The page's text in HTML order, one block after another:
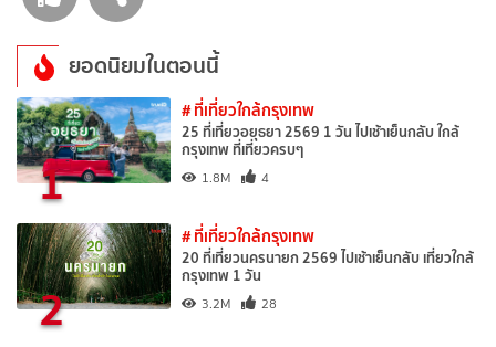
ยอดนิยมในตอนนี้
1
# ที่เที่ยวใกล้กรุงเทพ
25 ที่เที่ยวอยุธยา 2569 1 วัน ไปเช้าเย็นกลับ ใกล้
กรุงเทพ ที่เที่ยวครบๆ
1.8M 4
2
# ที่เที่ยวใกล้กรุงเทพ
20 ที่เที่ยวนครนายก 2569 ไปเช้าเย็นกลับ เที่ยวใกล้
กรุงเทพ 1 วัน
3.2M 28